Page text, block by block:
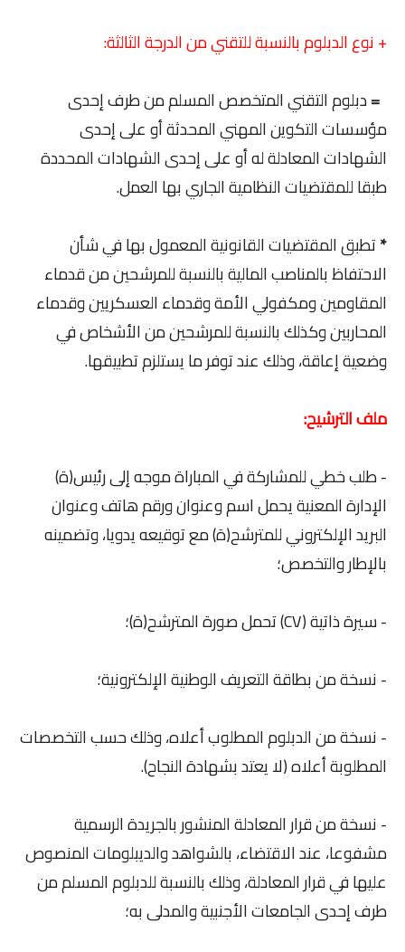
+ نوع الدبلوم بالنسبة للتقني من الدرجة الثالثة:
=دبلوم التقني المتخصص المسلم من طرف إحدى
مؤسسات التكوين المهني المحدثة أو على إحدى
الشهادات المعادلة له أو على إحدى الشهادات المحددة
طبقا للمقتضيات النظامية الجاري بها العمل.
*تطبق المقتضيات القانونية المعمول بها في شأن
الاحتفاظ بالمناصب المالية بالنسبة للمرشحين من قدماء
المقاومين ومكفولي الأمة وقدماء العسكريين وقدماء
المحاربين وكذلك بالنسبة للمرشحين من الأشخاص في
وضعية إعاقة، وذلك عند توفر ما يستلزم تطبيقها.
ملف الترشيح:
- طلب خطي للمشاركة في المباراة موجه إلى رئيس(ة)
الإدارة المعنية يحمل اسم وعنوان ورقم هاتف وعنوان
البريد الإلكتروني للمترشح(ة) مع توقيعه يدويا، وتضمينه
بالإطار والتخصص؛
- سيرة ذاتية (CV) تحمل صورة المترشح(ة)؛
- نسخة من بطاقة التعريف الوطنية الإلكترونية؛
- نسخة من الدبلوم المطلوب أعلاه، وذلك حسب التخصصات
المطلوبة أعلاه (لا يعتد بشهادة النجاح).
- نسخة من قرار المعادلة المنشور بالجريدة الرسمية
مشفوعا، عند الاقتضاء، بالشواهد والديبلومات المنصوص
عليها في قرار المعادلة، وذلك بالنسبة للدبلوم المسلم من
طرف إحدى الجامعات الأجنبية والمدلى به؛